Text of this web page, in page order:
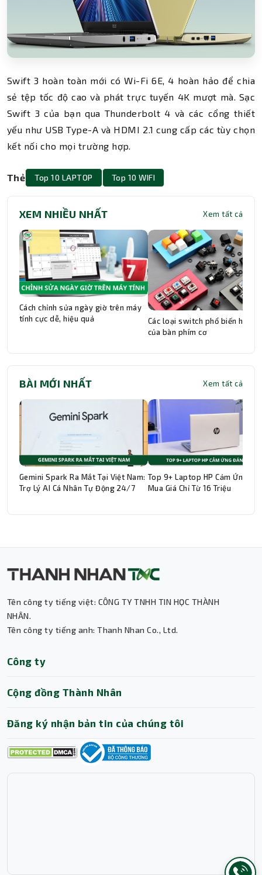
Swift 3 hoàn toàn mới có Wi-Fi 6E, 4 hoàn hảo để chia
sẻ tệp tốc độ cao và phát trực tuyến 4K mượt mà. Sạc
Swift 3 của bạn qua Thunderbolt 4 và các cổng thiết
yếu như USB Type-A và HDMI 2.1 cung cấp các tùy chọn
kết nối cho mọi trường hợp.
Thẻ Top 10 LAPTOP Top 10 WIFI
XEM NHIỀU NHẤT Xem tất cả
Cách chỉnh sửa ngày giờ trên máy
tính cực dễ, hiệu quả
Các loại switch phổ biến hiện
của bàn phím cơ
BÀI MỚI NHẤT Xem tất cả
Gemini Spark Ra Mắt Tại Việt Nam:
Trợ Lý AI Cá Nhân Tự Động 24/7
Top 9+ Laptop HP Cảm Ứng
Mua Giá Chỉ Từ 16 Triệu
Tên công ty tiếng việt: CÔNG TY TNHH TIN HỌC THÀNH
NHÂN.
Tên công ty tiếng anh: Thanh Nhan Co., Ltd.
Công ty
Cộng đồng Thành Nhân
Đăng ký nhận bản tin của chúng tôi
Trợ lý AI • Phản hồi tức thì